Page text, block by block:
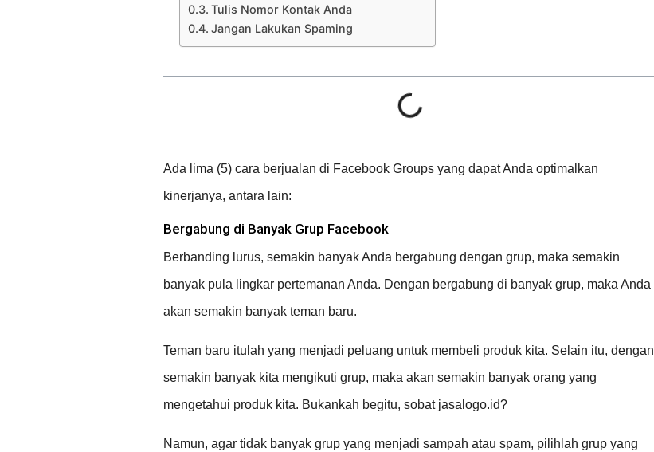
Tulis Nomor Kontak Anda
Jangan Lakukan Spaming
Ada lima (5) cara berjualan di Facebook Groups yang dapat Anda optimalkan
kinerjanya, antara lain:
Bergabung di Banyak Grup Facebook
Berbanding lurus, semakin banyak Anda bergabung dengan grup, maka semakin
banyak pula lingkar pertemanan Anda. Dengan bergabung di banyak grup, maka Anda
akan semakin banyak teman baru.
Teman baru itulah yang menjadi peluang untuk membeli produk kita. Selain itu, dengan
semakin banyak kita mengikuti grup, maka akan semakin banyak orang yang
mengetahui produk kita. Bukankah begitu, sobat jasalogo.id?
Namun, agar tidak banyak grup yang menjadi sampah atau spam, pilihlah grup yang